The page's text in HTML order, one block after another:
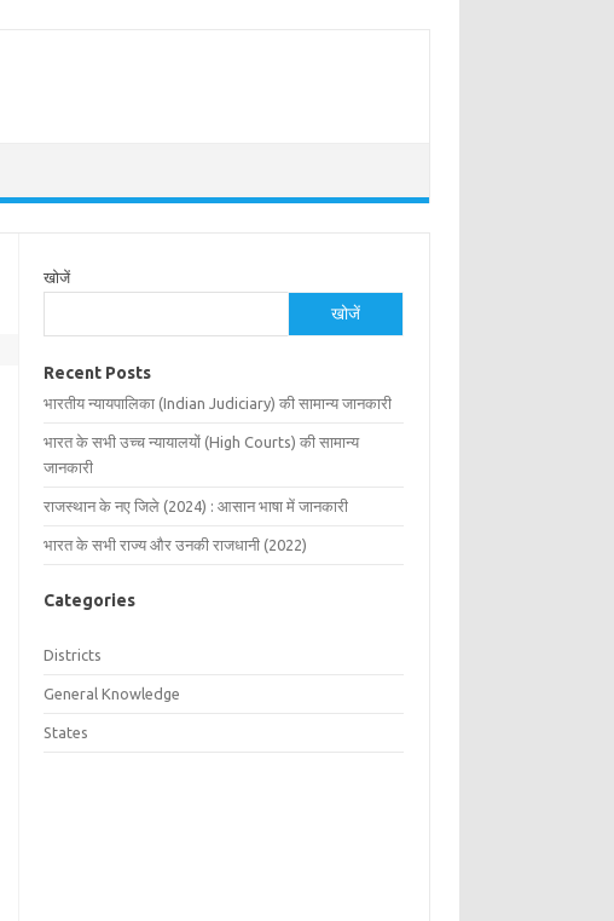
खोजें
खोजें
Recent Posts
भारतीय न्यायपालिका (Indian Judiciary) की सामान्य जानकारी
भारत के सभी उच्च न्यायालयों (High Courts) की सामान्य
जानकारी
राजस्थान के नए जिले (2024) : आसान भाषा में जानकारी
भारत के सभी राज्य और उनकी राजधानी (2022)
Categories
Districts
General Knowledge
States